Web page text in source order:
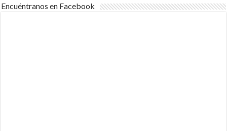
Encuéntranos en Facebook